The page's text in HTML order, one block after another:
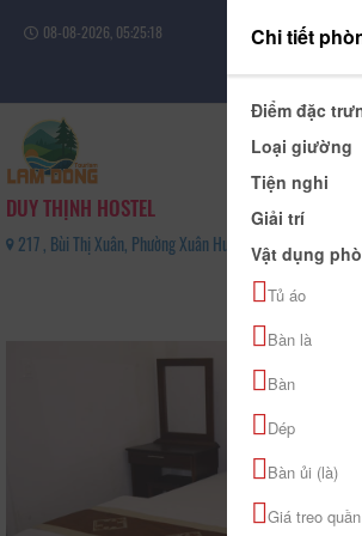
08-08-2026, 05:25:19
DUY THỊNH HOSTEL
217 , Bùi Thị Xuân, Phường Xuân Hương - Đà Lạt, Tỉnh
Chi tiết
Điểm đặc
Loại giường
Tiện nghi
Giải trí
Vật dụng
Tủ áo
Bàn là
Bàn
Dép
Bàn ủi (là)
Giá treo